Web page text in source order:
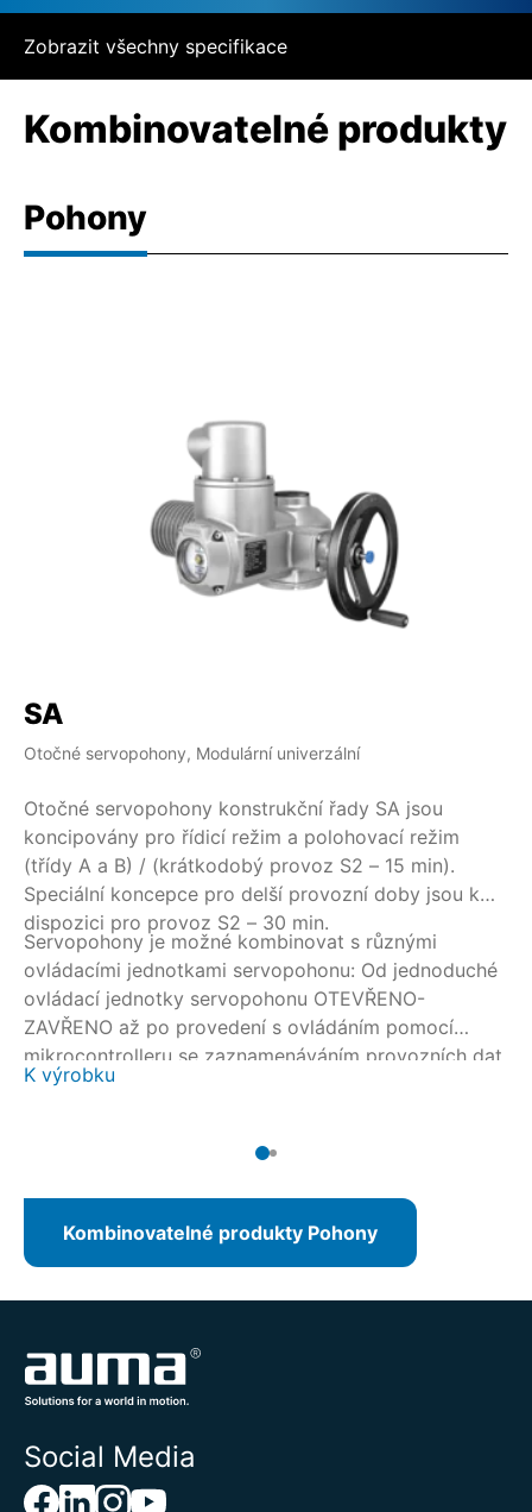
Zobrazit všechny specifikace
Kombinovatelné produkty
Pohony
SA
Otočné servopohony, Modulární univerzální
Otočné servopohony konstrukční řady SA jsou
koncipovány pro řídicí režim a polohovací režim
(třídy A a B) / (krátkodobý provoz S2 – 15 min).
Speciální koncepce pro delší provozní doby jsou k
dispozici pro provoz S2 – 30 min.
Servopohony je možné kombinovat s různými
ovládacími jednotkami servopohonu: Od jednoduché
ovládací jednotky servopohonu OTEVŘENO-
ZAVŘENO až po provedení s ovládáním pomocí
mikrocontrolleru se zaznamenáváním provozních dat
nebo s rozhraním Fieldbus.
K výrobku
Kombinovatelné produkty Pohony
Social Media